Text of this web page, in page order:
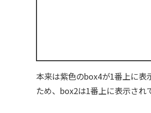
本来は紫色のbox4が1番上に
ため、box2は1番上に表示され